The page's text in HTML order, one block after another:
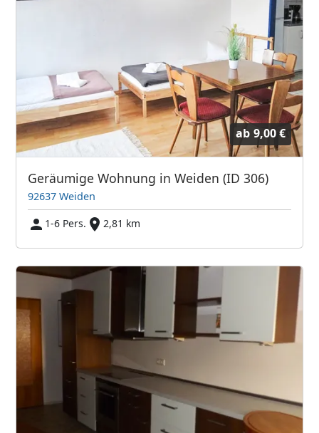
ab 9,00 €
Geräumige Wohnung in Weiden (ID 306)
92637 Weiden
1-6 Pers.
2,81 km